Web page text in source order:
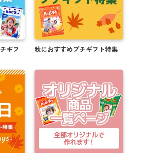
ギフ 秋におすすめプチギフト特集